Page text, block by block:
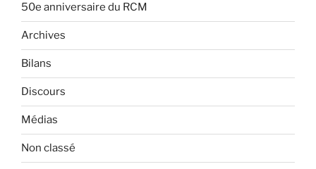
50e anniversaire du RCM
Archives
Bilans
Discours
Médias
Non classé